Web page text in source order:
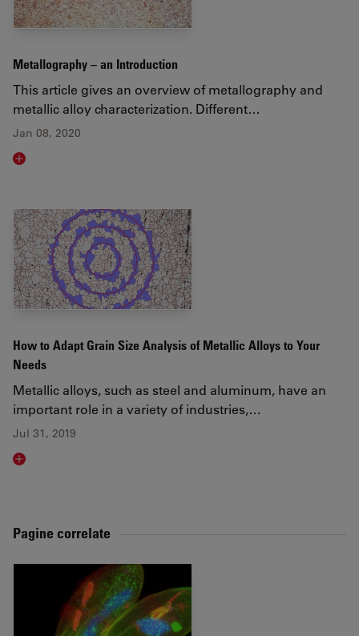
Metallography – an Introduction
This article gives an overview of metallography and
metallic alloy characterization. Different…
Jan 08, 2020
Read article
How to Adapt Grain Size Analysis of Metallic Alloys to Your
Needs
Metallic alloys, such as steel and aluminum, have an
important role in a variety of industries,…
Jul 31, 2019
Read article
Pagine correlate